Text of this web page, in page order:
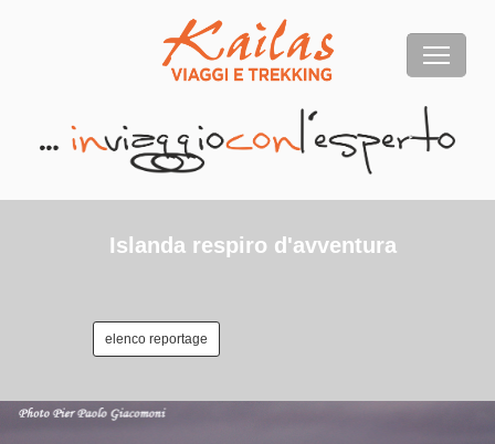
Islanda respiro d'avventura